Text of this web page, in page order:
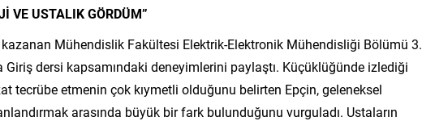
VE USTALIK GÖRDÜM”
kazanan Mühendislik Fakültesi Elektrik-Elektronik Mühendisliği Bölümü 3.
Giriş dersi kapsamındaki deneyimlerini paylaştı. Küçüklüğünde izlediği
tecrübe etmenin çok kıymetli olduğunu belirten Epçin, geleneksel
arasında büyük bir fark bulunduğunu vurguladı. Ustaların